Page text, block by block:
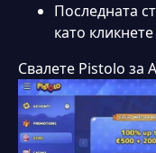
Последната
като
Свалете Pistolo за